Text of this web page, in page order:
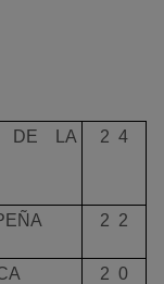
DE LA
2  4
2  2
2  0